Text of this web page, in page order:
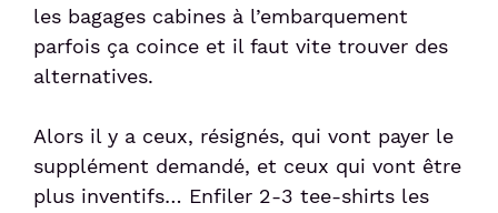
les bagages cabines à l’embarquement
parfois ça coince et il faut vite trouver des
alternatives.
Alors il y a ceux, résignés, qui vont payer le
supplément demandé, et ceux qui vont être
plus inventifs… Enfiler 2-3 tee-shirts les